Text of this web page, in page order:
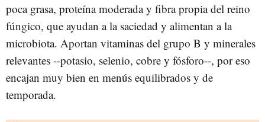
poca grasa, proteína moderada y fibra propia del reino
fúngico, que ayudan a la saciedad y alimentan a la
microbiota. Aportan vitaminas del grupo B y minerales
relevantes --potasio, selenio, cobre y fósforo--, por eso
encajan muy bien en menús equilibrados y de
temporada.